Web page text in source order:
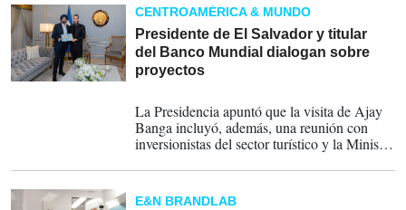
CENTROAMÉRICA & MUNDO
Presidente de El Salvador y titular
del Banco Mundial dialogan sobre
proyectos
La Presidencia apuntó que la visita de Ajay
Banga incluyó, además, una reunión con
inversionistas del sector turístico y la Ministra
"oportunidades de inversión en el país"...
E&N BRANDLAB